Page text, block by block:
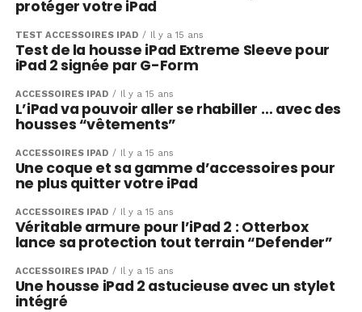
protéger votre iPad
TEST ACCESSOIRES IPAD Il y a 15 ans
Test de la housse iPad Extreme Sleeve pour
iPad 2 signée par G-Form
ACCESSOIRES IPAD Il y a 15 ans
L’iPad va pouvoir aller se rhabiller … avec des
housses “vêtements”
ACCESSOIRES IPAD Il y a 15 ans
Une coque et sa gamme d’accessoires pour
ne plus quitter votre iPad
ACCESSOIRES IPAD Il y a 15 ans
Véritable armure pour l’iPad 2 : Otterbox
lance sa protection tout terrain “Defender”
ACCESSOIRES IPAD Il y a 15 ans
Une housse iPad 2 astucieuse avec un stylet
intégré